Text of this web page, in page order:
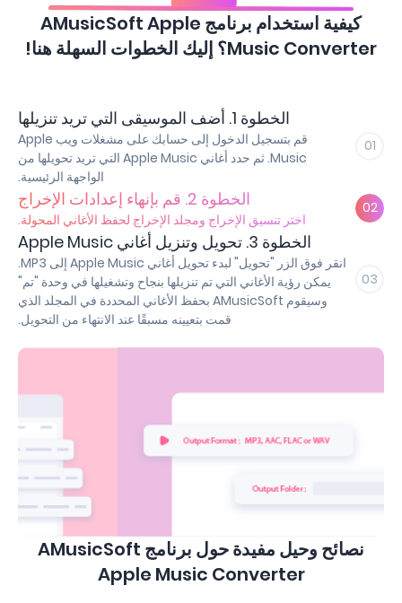
كيفية استخدام برنامج AMusicSoft Apple
Music Converter؟ إليك الخطوات السهلة هنا!
01
الخطوة 1. أضف الموسيقى التي تريد تنزيلها
قم بتسجيل الدخول إلى حسابك على مشغلات ويب Apple
Music. ثم حدد أغاني Apple Music التي تريد تحويلها من
الواجهة الرئيسية.
02
الخطوة 2. قم بإنهاء إعدادات الإخراج
اختر تنسيق الإخراج ومجلد الإخراج لحفظ الأغاني المحولة.
03
الخطوة 3. تحويل وتنزيل أغاني Apple Music
انقر فوق الزر "تحويل" لبدء تحويل أغاني Apple Music إلى MP3.
يمكن رؤية الأغاني التي تم تنزيلها بنجاح وتشغيلها في وحدة "تم"
وسيقوم AMusicSoft بحفظ الأغاني المحددة في المجلد الذي
قمت بتعيينه مسبقًا عند الانتهاء من التحويل.
نصائح وحيل مفيدة حول برنامج AMusicSoft
Apple Music Converter